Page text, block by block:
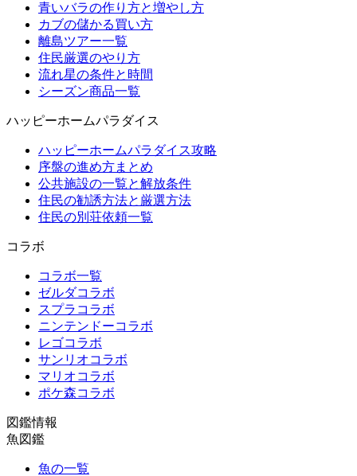
青いバラの作り方と増やし方
カブの儲かる買い方
離島ツアー一覧
住民厳選のやり方
流れ星の条件と時間
シーズン商品一覧
ハッピーホームパラダイス
ハッピーホームパラダイス攻略
序盤の進め方まとめ
公共施設の一覧と解放条件
住民の勧誘方法と厳選方法
住民の別荘依頼一覧
コラボ
コラボ一覧
ゼルダコラボ
スプラコラボ
ニンテンドーコラボ
レゴコラボ
サンリオコラボ
マリオコラボ
ポケ森コラボ
図鑑情報
魚図鑑
魚の一覧